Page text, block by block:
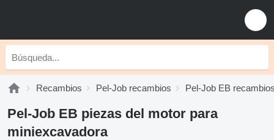
Recambios Pel-Job recambios Pel-Job EB
Pel-Job EB piezas del motor para
miniexcavadora